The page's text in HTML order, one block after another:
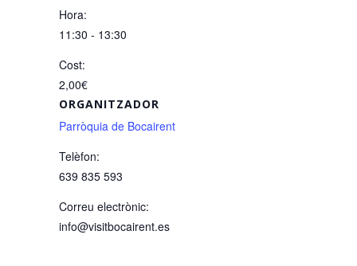
Hora:
11:30 - 13:30
Cost:
2,00€
ORGANITZADOR
Parròquia de Bocairent
Telèfon:
639 835 593
Correu electrònic:
info@visitbocairent.es